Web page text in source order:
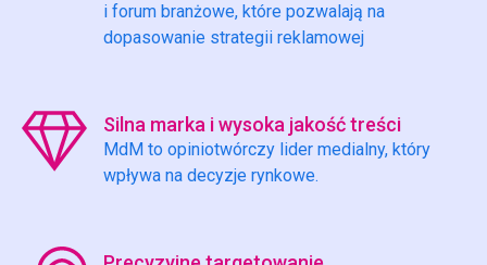
i forum branżowe, które pozwalają na
dopasowanie strategii reklamowej
Silna marka i wysoka jakość treści
MdM to opiniotwórczy lider medialny, który
wpływa na decyzje rynkowe.